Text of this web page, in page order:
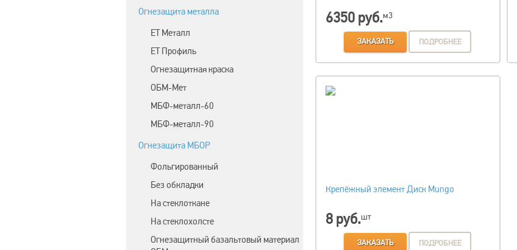
Огнезащита металла
ЕТ Металл
ET Профиль
Огнезащитная краска
ОБМ-Мет
МБФ-металл-60
МБФ-металл-90
Огнезащита МБОР
Фольгированный
Без обкладки
На стеклоткане
На стеклохолсте
Огнезащитный базальтовый материал
6350 руб.м3
ЗАКАЗАТЬ ПОДРОБНЕЕ
Крепёжный элемент Диск Mungo
8 руб.шт
ЗАКАЗАТЬ ПОДРОБНЕЕ